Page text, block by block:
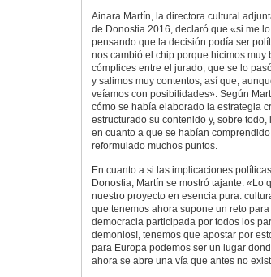
Ainara Martín, la directora cultural
de Donostia 2016, declaró que «si me
pensando que la decisión podía ser
nos cambió el chip porque hicimos
cómplices entre el jurado, que se lo
y salimos muy contentos, así que,
veíamos con posibilidades». Según
cómo se había elaborado la estrategia
estructurado su contenido y, sobre
en cuanto a que se habían
reformulado muchos puntos.
En cuanto a si las implicaciones
Donostia, Martín se mostró tajante: «Lo
nuestro proyecto en esencia pura:
que tenemos ahora supone un reto
democracia participada por todos los
demonios!, tenemos que apostar por
para Europa podemos ser un lugar
ahora se abre una vía que antes no